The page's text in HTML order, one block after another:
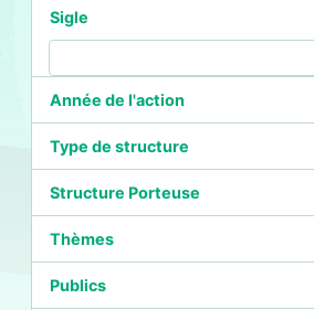
Sigle
Année de l'action
Type de structure
Structure Porteuse
Thèmes
Publics